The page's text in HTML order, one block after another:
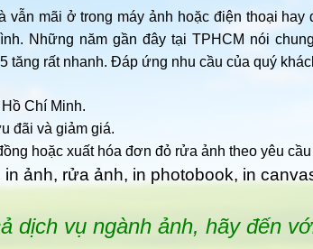
vẫn mãi ở trong máy ảnh hoặc điện thoại
Những năm gần đây tại TPHCM nói
tăng rất nhanh. Đáp ứng nhu cầu của quý
Chí Minh.
đãi và giảm giá.
hoặc xuất hóa đơn đỏ rửa ảnh theo yêu
ảnh, rửa ảnh, in photobook, in
dịch vụ ngành ảnh, hãy đến